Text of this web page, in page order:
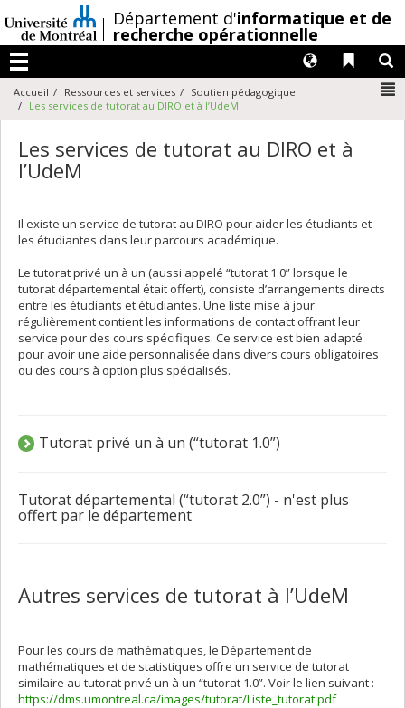
au
contenu
/Département d'informatique et de
recherche opérationnelle
Menu
Liens
Langues
Accueil Ressources et services
Soutien pédagogique
Les services de tutorat au DIRO et à l’UdeM
Les services de tutorat au DIRO et à
l’UdeM
Il existe un service de tutorat au DIRO pour aider les étudiants et
les étudiantes dans leur parcours académique.
Le tutorat privé un à un (aussi appelé “tutorat 1.0” lorsque le
tutorat départemental était offert), consiste d’arrangements directs
entre les étudiants et étudiantes. Une liste mise à jour
régulièrement contient les informations de contact offrant leur
service pour des cours spécifiques. Ce service est bien adapté
pour avoir une aide personnalisée dans divers cours obligatoires
ou des cours à option plus spécialisés.
Tutorat privé un à un (“tutorat 1.0”)
Tutorat départemental (“tutorat 2.0”) - n'est plus
offert par le département
Autres services de tutorat à l’UdeM
Pour les cours de mathématiques, le Département de
mathématiques et de statistiques offre un service de tutorat
similaire au tutorat privé un à un “tutorat 1.0”. Voir le lien suivant :
https://dms.umontreal.ca/images/tutorat/Liste_tutorat.pdf